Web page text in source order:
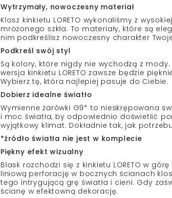
Wytrzymały, nowoczesny materiał
Klosz kinkietu LORETO wykonaliśmy z
mrożonego szkła. To materiały, które są
nim podkreślisz nowoczesny charakter
Podkreśl swój styl
Są kolory, które nigdy nie wychodzą z
wersja kinkietu LORETO zawsze będzie
Wybierz tę, która najlepiej pasuje do Ciebie.
Dobierz idealne światło
Wymienne żarówki G9* to nieskrępowana
i moc światła, by odpowiednio doświetlić
wyjątkowy klimat. Dokładnie tak, jak
*źródło światła nie jest w komplecie
Piękny efekt wizualny
Blask rozchodzi się z kinkietu LORETO w
liniową perforację w bocznych ścianach
tego intrygującą grę światła i cieni. Gdy
ścianę w efektowną dekorację.